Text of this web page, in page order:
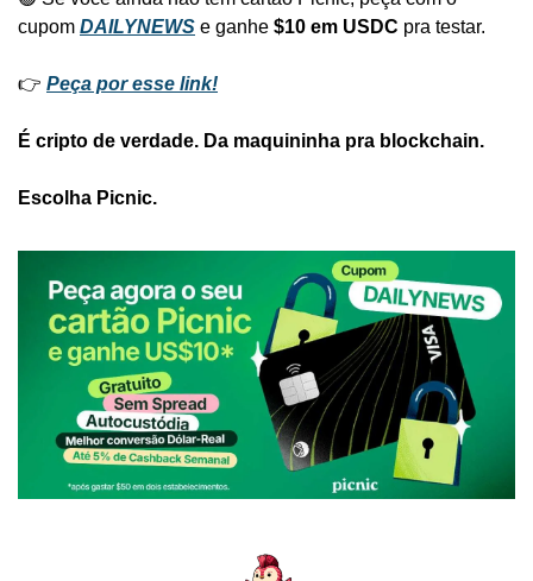
cupom DAILYNEWS e ganhe $10 em USDC pra testar.
👉 Peça por esse link!
É cripto de verdade. Da maquininha pra blockchain.
Escolha Picnic.